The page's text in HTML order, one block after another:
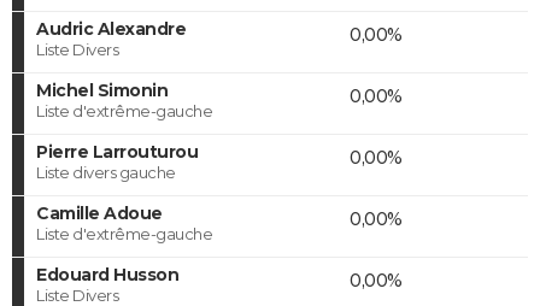
Audric Alexandre
Liste Divers
0,00%
Michel Simonin
Liste d'extrême-gauche
0,00%
Pierre Larrouturou
Liste divers gauche
0,00%
Camille Adoue
Liste d'extrême-gauche
0,00%
Edouard Husson
Liste Divers
0,00%